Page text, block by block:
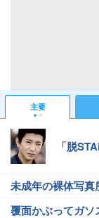
主要
「脱
未成年の裸体写真
覆面かぶってガ